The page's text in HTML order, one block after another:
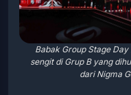
Babak Group Stage
sengit di Grup B yang
dari Nigma